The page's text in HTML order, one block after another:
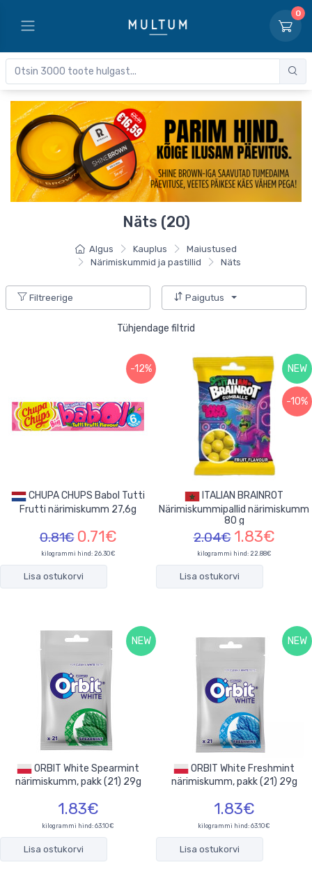
0
Näts (20)
Algus Kauplus
Maiustused
Närimiskummid ja pastillid
Näts
Filtreerige Paigutus
Tühjendage filtrid
-12%
Frutti närimiskumm 27,6g
0.81€ 0.71€
kilogrammi hind: 26.30€
Lisa ostukorvi
NEW
-10%
Närimiskummipallid närimiskumm
80 g
2.04€ 1.83€
kilogrammi hind: 22.88€
Lisa ostukorvi
NEW
närimiskumm, pakk (21) 29g
1.83€
kilogrammi hind: 63.10€
Lisa ostukorvi
NEW
närimiskumm, pakk (21) 29g
1.83€
kilogrammi hind: 63.10€
Lisa ostukorvi